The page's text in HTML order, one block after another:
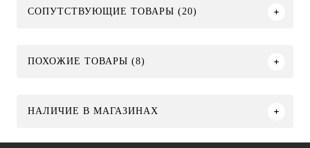
СОПУТСТВУЮЩИЕ ТОВАРЫ (20)
ПОХОЖИЕ ТОВАРЫ (8)
НАЛИЧИЕ В МАГАЗИНАХ